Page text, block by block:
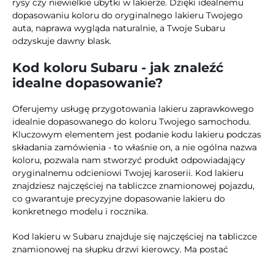
rysy czy niewielkie ubytki w lakierze. Dzięki idealnemu
dopasowaniu koloru do oryginalnego lakieru Twojego
auta, naprawa wygląda naturalnie, a Twoje Subaru
odzyskuje dawny blask.
Kod koloru Subaru - jak znaleźć
idealne dopasowanie?
Oferujemy usługę przygotowania lakieru zaprawkowego
idealnie dopasowanego do koloru Twojego samochodu.
Kluczowym elementem jest podanie kodu lakieru podczas
składania zamówienia - to właśnie on, a nie ogólna nazwa
koloru, pozwala nam stworzyć produkt odpowiadający
oryginalnemu odcieniowi Twojej karoserii. Kod lakieru
znajdziesz najczęściej na tabliczce znamionowej pojazdu,
co gwarantuje precyzyjne dopasowanie lakieru do
konkretnego modelu i rocznika.
Kod lakieru w Subaru znajduje się najczęściej na tabliczce
znamionowej na słupku drzwi kierowcy. Ma postać